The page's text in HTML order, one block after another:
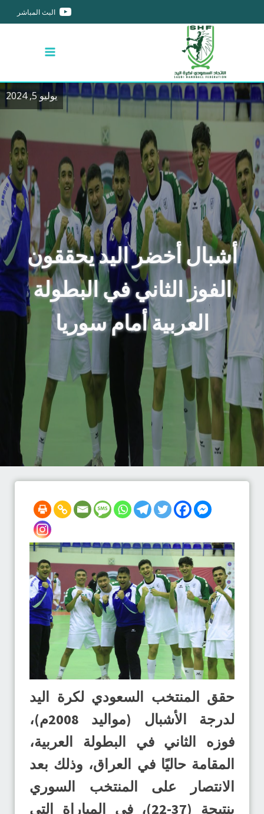
البث المباشر
يوليو 5, 2024
أشبال أخضر اليد يحققون
الفوز الثاني في البطولة
العربية أمام سوريا
حقق المنتخب السعودي لكرة اليد
لدرجة الأشبال (مواليد 2008م)،
فوزه الثاني في البطولة العربية،
المقامة حاليًا في العراق، وذلك بعد
الانتصار على المنتخب السوري
بنتيجة (37-22)، في المباراة التي